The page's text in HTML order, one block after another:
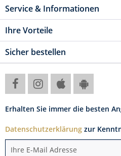
Service & Informationen
Ihre Vorteile
Sicher bestellen
Erhalten Sie immer die besten
Datenschutzerklärung zur